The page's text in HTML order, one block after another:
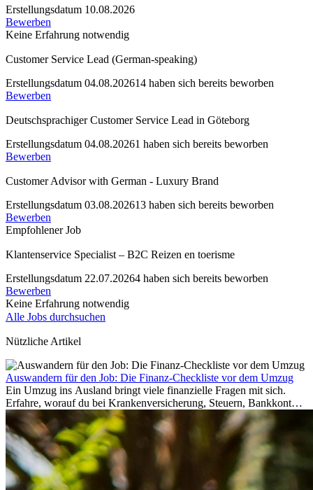
Erstellungsdatum 10.08.2026
Bewerben
Keine Erfahrung notwendig
Customer Service Lead (German-speaking)
Erstellungsdatum 04.08.202614 haben sich bereits beworben
Bewerben
Deutschsprachiger Customer Service Lead in Göteborg
Erstellungsdatum 04.08.20261 haben sich bereits beworben
Bewerben
Customer Advisor with German - Luxury Brand
Erstellungsdatum 03.08.202613 haben sich bereits beworben
Bewerben
Empfohlener Job
Klantenservice Specialist – B2C Reizen en toerisme
Erstellungsdatum 22.07.20264 haben sich bereits beworben
Bewerben
Keine Erfahrung notwendig
Alle Jobs durchsuchen
Nützliche Artikel
Auswandern für den Job: Die Finanz-Checkliste vor dem Umzug
Ein Umzug ins Ausland bringt viele finanzielle Fragen mit sich.
Erfahre, worauf du bei Krankenversicherung, Steuern, Bankkonto,
Rücklagen und Budgetplanung achten solltest, damit dein Neustart
im Ausland reibungslos gelingt.